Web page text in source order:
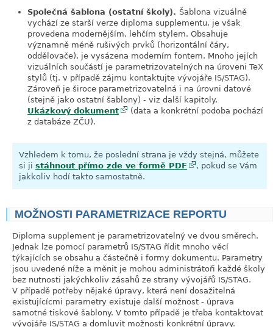
Společná šablona (ostatní školy). Šablona vizuálně
vychází ze starší verze diploma supplementu, je však
provedena modernějším, lehčím stylem. Obsahuje
významně méně rušivých prvků (horizontální čáry,
oddělovače), je vysázena moderním fontem. Mnoho jejích
vizuálních součástí je parametrizovatelných na úroveni TeX
stylů (tj. v případě zájmu kontaktujte vývojáře IS/STAG).
Zároveň je široce parametrizovatelná i na úrovni datové
(stejně jako ostatní šablony) - viz další kapitoly.
Ukázkový dokument
(data a konkrétní podoba pochází
z databáze ZČU).
Vzhledem k tomu, že poslední strana je vždy stejná, můžete
si ji stáhnout přímo zde ve formě PDF
, pokud se Vám
jakkoliv hodí takto samostatně.
MOŽNOSTI PARAMETRIZACE REPORTU
Diploma supplement je parametrizovatelný ve dvou směrech.
Jednak lze pomocí parametrů IS/STAG řídit mnoho věcí
týkajících se obsahu a částečně i formy dokumentu. Parametry
jsou uvedené níže a měnit je mohou administrátoři každé školy
bez nutnosti jakýchkoliv zásahů ze strany vývojářů IS/STAG.
V případě potřeby nějaké úpravy, která není dosažitelná
existujícícmi parametry existuje další možnost - úprava
samotné tiskové šablony. V tomto případě je třeba kontaktovat
vývojáře IS/STAG a domluvit možnosti konkrétní úpravy.